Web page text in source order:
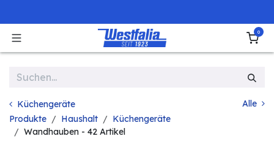
0
Küchengeräte
Alle
Produkte
Haushalt
Küchengeräte
Wandhauben - 42 Artikel